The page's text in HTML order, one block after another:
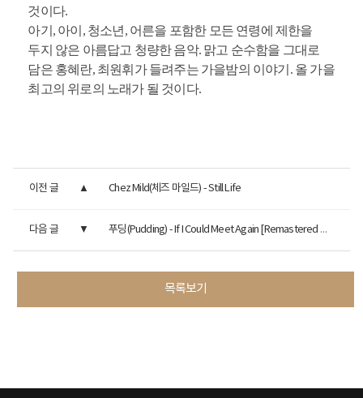
것이다.
아기, 아이, 청소년, 어른을 포함한 모든 연령에 제한을
두지 않은 아름답고 청량한 음악. 맑고 순수함을 그대로
담은 홍혜란, 최원휘가 들려주는 가을밤의 이야기. 올 가을
최고의 위로의 노래가 될 것이다.
이전 글 Chez Mild(체즈 마일드) - Still Life
다음 글 푸딩(Pudding) - If I Could Meet Again [Remastered Deluxe Edition]
목록보기